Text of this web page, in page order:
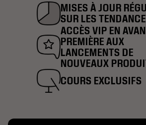
MISES À JOUR
SUR LES
ACCÈS VIP EN
PREMIÈRE AUX
LANCEMENTS DE
NOUVEAUX
COURS EXCLUSIFS